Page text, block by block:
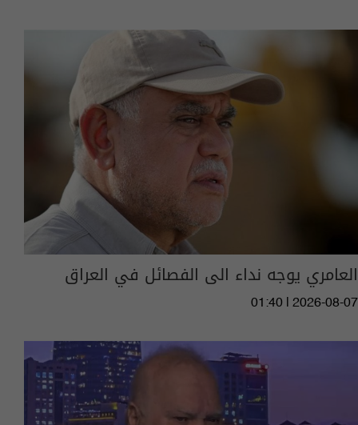
العامري يوجه نداء الى الفصائل في العراق
01:40 | 2026-08-07